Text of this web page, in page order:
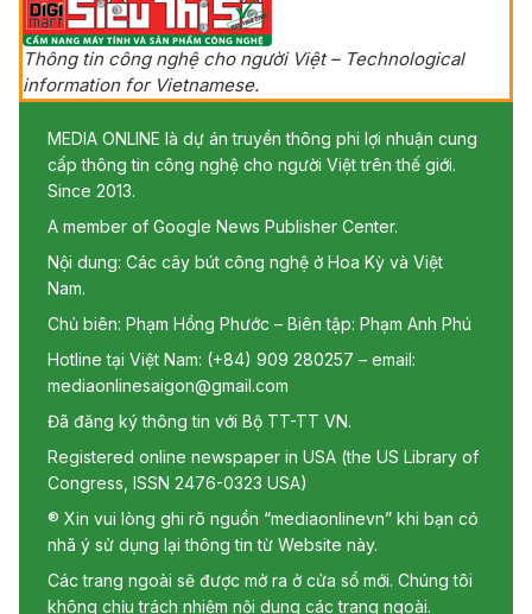
Thông tin công nghệ cho người Việt – Technological
information for Vietnamese.
MEDIA ONLINE là dự án truyền thông phi lợi nhuận cung
cấp thông tin công nghệ cho người Việt trên thế giới.
Since 2013.
A member of Google News Publisher Center.
Nội dung: Các cây bút công nghệ ở Hoa Kỳ và Việt
Nam.
Chủ biên: Phạm Hồng Phước – Biên tập: Phạm Anh Phú
Hotline tại Việt Nam: (+84) 909 280257 – email:
mediaonlinesaigon@gmail.com
Đã đăng ký thông tin với Bộ TT-TT VN.
Registered online newspaper in USA (the US Library of
Congress, ISSN 2476-0323 USA)
® Xin vui lòng ghi rõ nguồn “mediaonlinevn” khi bạn có
nhã ý sử dụng lại thông tin từ Website này.
Các trang ngoài sẽ được mở ra ở cửa sổ mới. Chúng tôi
không chịu trách nhiệm nội dung các trang ngoài.